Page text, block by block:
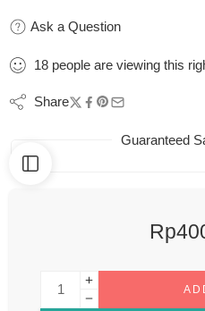
Ask a Question
18 people are viewing this
Share
Guaranteed
Rp